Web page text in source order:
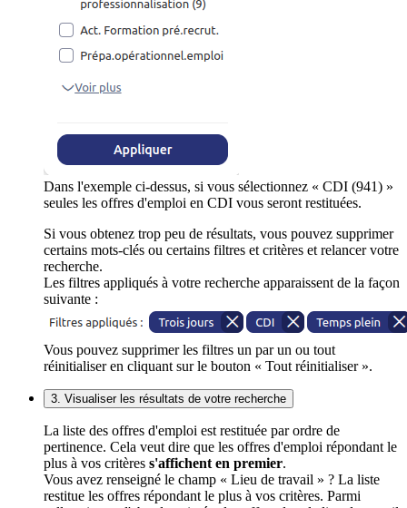
Dans l'exemple ci-dessus, si vous sélectionnez « CDI (941) »
seules les offres d'emploi en CDI vous seront restituées.
Si vous obtenez trop peu de résultats, vous pouvez supprimer
certains mots-clés ou certains filtres et critères et relancer votre
recherche.
Les filtres appliqués à votre recherche apparaissent de la façon
suivante :
Vous pouvez supprimer les filtres un par un ou tout
réinitialiser en cliquant sur le bouton « Tout réinitialiser ».
3. Visualiser les résultats de votre recherche
La liste des offres d'emploi est restituée par ordre de
pertinence. Cela veut dire que les offres d'emploi répondant le
plus à vos critères s'affichent en premier.
Vous avez renseigné le champ « Lieu de travail » ? La liste
restitue les offres répondant le plus à vos critères. Parmi